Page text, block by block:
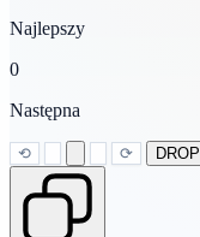
Najlepszy
0
Następna
⟲ ⟳ DROP